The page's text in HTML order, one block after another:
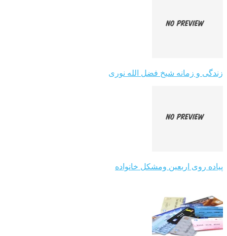
زندگی و زمانه شیخ فضل الله نوری
پیاده روی اربعین ومشکل خانواده